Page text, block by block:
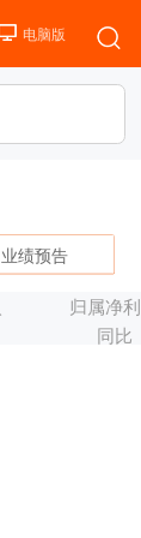
业绩预告
归属净
同比